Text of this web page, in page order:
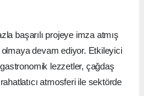
başarılı projeye imza atmış
devam ediyor. Etkileyici
lezzetler, çağdaş
atmosferi ile sektörde